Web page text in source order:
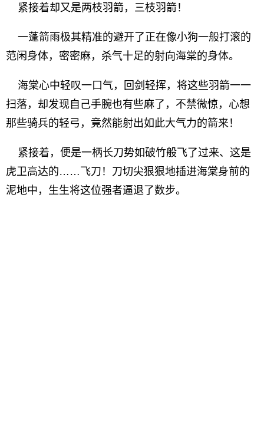
紧接着却又是两枝羽箭，三枝羽箭！
一蓬箭雨极其精准的避开了正在像小狗一般打滚的
范闲身体，密密麻，杀气十足的射向海棠的身体。
海棠心中轻叹一口气，回剑轻挥，将这些羽箭一一
扫落，却发现自己手腕也有些麻了，不禁微惊，心想
那些骑兵的轻弓，竟然能射出如此大气力的箭来！
紧接着，便是一柄长刀势如破竹般飞了过来、这是
虎卫高达的……飞刀！刀切尖狠狠地插进海棠身前的
泥地中，生生将这位强者逼退了数步。